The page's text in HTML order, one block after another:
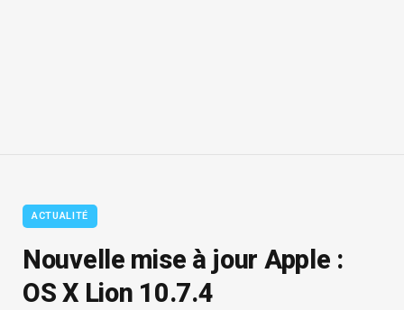
ACTUALITÉ
Nouvelle mise à jour Apple :
OS X Lion 10.7.4